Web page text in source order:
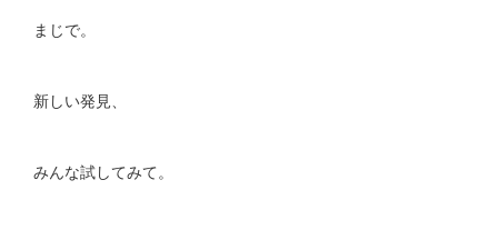
まじで。
新しい発見、
みんな試してみて。